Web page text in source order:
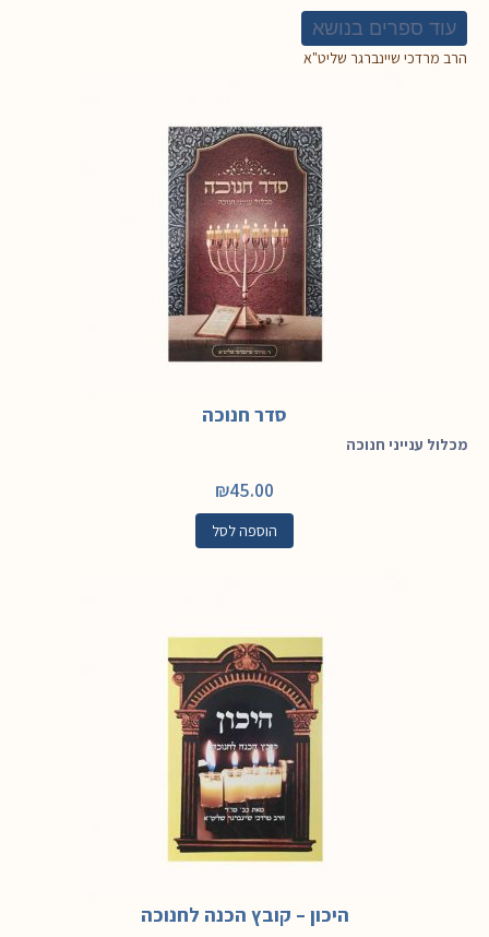
עוד ספרים בנושא
הרב מרדכי שיינברגר שליט"א
סדר חנוכה
מכלול ענייני חנוכה
₪45.00
הוספה לסל
היכון – קובץ הכנה לחנוכה